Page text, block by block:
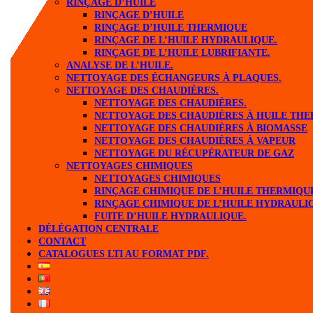
RINÇAGE D’HUILE
RINÇAGE D’HUILE
RINÇAGE D’HUILE THERMIQUE
RINÇAGE DE L’HUILE HYDRAULIQUE.
RINÇAGE DE L’HUILE LUBRIFIANTE.
ANALYSE DE L’HUILE.
NETTOYAGE DES ÉCHANGEURS À PLAQUES.
NETTOYAGE DES CHAUDIÈRES.
NETTOYAGE DES CHAUDIÈRES.
NETTOYAGE DES CHAUDIÈRES À HUILE
NETTOYAGE DES CHAUDIÈRES À BIOMASSE
NETTOYAGE DES CHAUDIÈRES À VAPEUR
NETTOYAGE DU RÉCUPÉRATEUR DE GAZ
NETTOYAGES CHIMIQUES
NETTOYAGES CHIMIQUES
RINÇAGE CHIMIQUE DE L’HUILE
RINÇAGE CHIMIQUE DE L’HUILE
FUITE D’HUILE HYDRAULIQUE.
DÉLÉGATION CENTRALE
CONTACT
CATALOGUES LTI AU FORMAT PDF.